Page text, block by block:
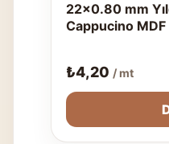
22x0.80 mm
Cappucino MDF
₺4,20 / mt